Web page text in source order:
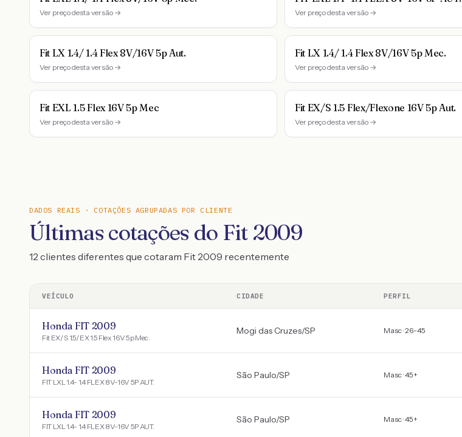
Ver preço desta versão → Ver preço desta versão →
Fit LX 1.4/ 1.4 Flex 8V/16V 5p Aut.
Ver preço desta versão →
Fit LX 1.4/ 1.4 Flex 8V/16V 5p Mec.
Ver preço desta versão →
Fit EXL 1.5 Flex 16V 5p Mec
Ver preço desta versão →
Fit EX/S 1.5 Flex/Flexone 16V 5p Aut.
Ver preço desta versão →
DADOS REAIS · COTAÇÕES AGRUPADAS POR CLIENTE
Últimas cotações do Fit 2009
12 clientes diferentes que cotaram Fit 2009 recentemente
VEÍCULO CIDADE PERFIL
Honda FIT 2009
Fit EX/ S 1.5/ EX 1.5 Flex 16V 5p Mec.
Mogi das Cruzes/SP Masc · 26-45
Honda FIT 2009
FIT LXL 1.4- 1.4 FLEX 8V-16V 5P AUT.
São Paulo/SP Masc · 45+
Honda FIT 2009
FIT LXL 1.4- 1.4 FLEX 8V-16V 5P AUT.
São Paulo/SP Masc · 45+